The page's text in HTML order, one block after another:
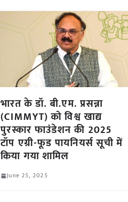
भारत के डॉ. बी.एम. प्रसन्ना
(CIMMYT) को विश्व खाद्य
पुरस्कार फाउंडेशन की 2025
टॉप एग्री-फूड पायनियर्स सूची में
किया गया शामिल
June 25, 2025